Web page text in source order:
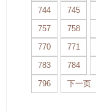
744
745
757
758
770
771
783
784
796
下一页